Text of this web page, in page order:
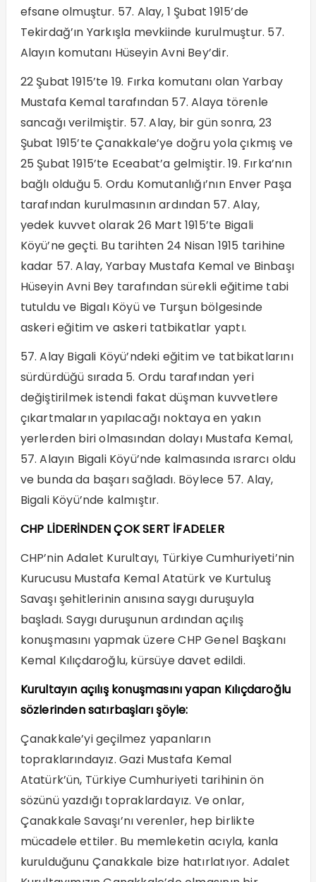
efsane olmuştur. 57. Alay, 1 Şubat 1915’de
Tekirdağ’ın Yarkışla mevkiinde kurulmuştur. 57.
Alayın komutanı Hüseyin Avni Bey’dir.
22 Şubat 1915’te 19. Fırka komutanı olan Yarbay
Mustafa Kemal tarafından 57. Alaya törenle
sancağı verilmiştir. 57. Alay, bir gün sonra, 23
Şubat 1915’te Çanakkale’ye doğru yola çıkmış ve
25 Şubat 1915’te Eceabat’a gelmiştir. 19. Fırka’nın
bağlı olduğu 5. Ordu Komutanlığı’nın Enver Paşa
tarafından kurulmasının ardından 57. Alay,
yedek kuvvet olarak 26 Mart 1915’te Bigali
Köyü’ne geçti. Bu tarihten 24 Nisan 1915 tarihine
kadar 57. Alay, Yarbay Mustafa Kemal ve Binbaşı
Hüseyin Avni Bey tarafından sürekli eğitime tabi
tutuldu ve Bigalı Köyü ve Turşun bölgesinde
askeri eğitim ve askeri tatbikatlar yaptı.
57. Alay Bigali Köyü’ndeki eğitim ve tatbikatlarını
sürdürdüğü sırada 5. Ordu tarafından yeri
değiştirilmek istendi fakat düşman kuvvetlere
çıkartmaların yapılacağı noktaya en yakın
yerlerden biri olmasından dolayı Mustafa Kemal,
57. Alayın Bigali Köyü’nde kalmasında ısrarcı oldu
ve bunda da başarı sağladı. Böylece 57. Alay,
Bigali Köyü’nde kalmıştır.
CHP LİDERİNDEN ÇOK SERT İFADELER
CHP’nin Adalet Kurultayı, Türkiye Cumhuriyeti’nin
Kurucusu Mustafa Kemal Atatürk ve Kurtuluş
Savaşı şehitlerinin anısına saygı duruşuyla
başladı. Saygı duruşunun ardından açılış
konuşmasını yapmak üzere CHP Genel Başkanı
Kemal Kılıçdaroğlu, kürsüye davet edildi.
Kurultayın açılış konuşmasını yapan Kılıçdaroğlu
sözlerinden satırbaşları şöyle:
Çanakkale’yi geçilmez yapanların
topraklarındayız. Gazi Mustafa Kemal
Atatürk’ün, Türkiye Cumhuriyeti tarihinin ön
sözünü yazdığı topraklardayız. Ve onlar,
Çanakkale Savaşı’nı verenler, hep birlikte
mücadele ettiler. Bu memleketin acıyla, kanla
kurulduğunu Çanakkale bize hatırlatıyor. Adalet